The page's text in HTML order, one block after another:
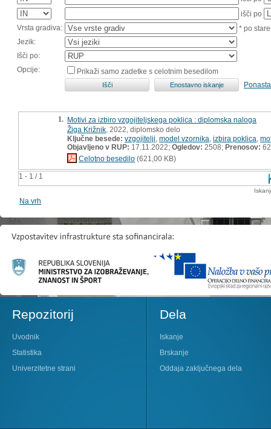
išči po
Vrsta gradiva:
* po
Jezik:
Išči po:
Opcije:
Prikaži samo zadetke s celotnim besedilom
1 - 1 / 1
1. Motivi za izbiro vzgojiteljskega poklica : diplomska naloga
Žiga Križnik , 2022, diplomsko delo
Ključne besede: vzgojitelji model vzornika izbira poklica
Objavljeno v RUP: 17.11.2022; Ogledov: 2508; Prenosov: 62
Celotno besedilo (621,00 KB)
Na vrh
Repozitorij
Uvodnik
Statistika
Univerzitetne strani
Dela
Iskanje
Brskanje
Oddaja zaključnega dela